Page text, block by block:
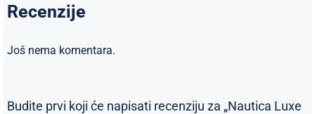
Recenzije
Još nema komentara.
Budite prvi koji će napisati recenziju za „Nautica Luxe